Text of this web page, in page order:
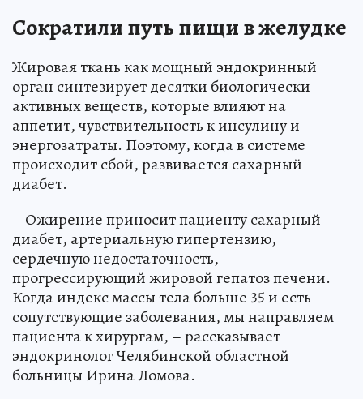
Сократили путь пищи в желудке
Жировая ткань как мощный эндокринный
орган синтезирует десятки биологически
активных веществ, которые влияют на
аппетит, чувствительность к инсулину и
энергозатраты. Поэтому, когда в системе
происходит сбой, развивается сахарный
диабет.
– Ожирение приносит пациенту сахарный
диабет, артериальную гипертензию,
сердечную недостаточность,
прогрессирующий жировой гепатоз печени.
Когда индекс массы тела больше 35 и есть
сопутствующие заболевания, мы направляем
пациента к хирургам, – рассказывает
эндокринолог Челябинской областной
больницы Ирина Ломова.